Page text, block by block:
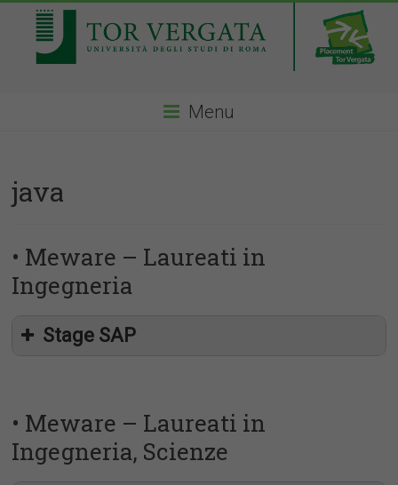
Menu
java
• Meware – Laureati in
Ingegneria
Stage SAP
• Meware – Laureati in
Ingegneria, Scienze